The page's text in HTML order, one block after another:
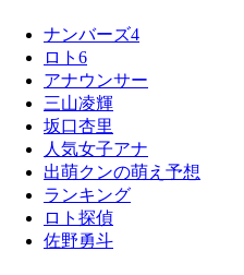
ナンバーズ4
ロト6
アナウンサー
三山凌輝
坂口杏里
人気女子アナ
出萌クンの萌え予想
ランキング
ロト探偵
佐野勇斗